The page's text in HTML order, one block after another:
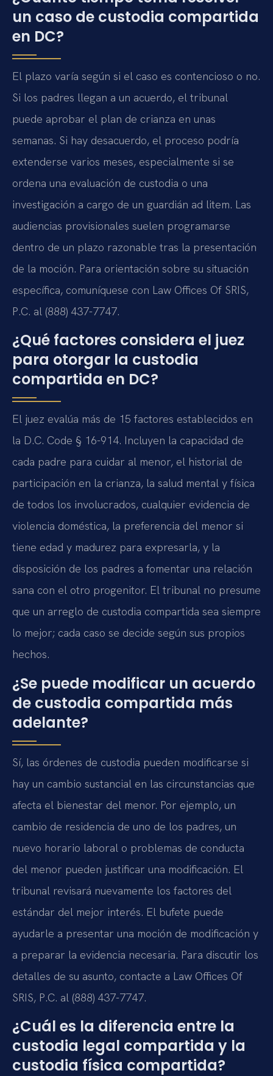
un caso de custodia compartida
en DC?
El plazo varía según si el caso es contencioso o no.
Si los padres llegan a un acuerdo, el tribunal
puede aprobar el plan de crianza en unas
semanas. Si hay desacuerdo, el proceso podría
extenderse varios meses, especialmente si se
ordena una evaluación de custodia o una
investigación a cargo de un guardián ad litem. Las
audiencias provisionales suelen programarse
dentro de un plazo razonable tras la presentación
de la moción. Para orientación sobre su situación
específica, comuníquese con Law Offices Of SRIS,
P.C. al (888) 437-7747.
¿Qué factores considera el juez
para otorgar la custodia
compartida en DC?
El juez evalúa más de 15 factores establecidos en
la D.C. Code § 16-914. Incluyen la capacidad de
cada padre para cuidar al menor, el historial de
participación en la crianza, la salud mental y física
de todos los involucrados, cualquier evidencia de
violencia doméstica, la preferencia del menor si
tiene edad y madurez para expresarla, y la
disposición de los padres a fomentar una relación
sana con el otro progenitor. El tribunal no presume
que un arreglo de custodia compartida sea siempre
lo mejor; cada caso se decide según sus propios
hechos.
¿Se puede modificar un acuerdo
de custodia compartida más
adelante?
Sí, las órdenes de custodia pueden modificarse si
hay un cambio sustancial en las circunstancias que
afecta el bienestar del menor. Por ejemplo, un
cambio de residencia de uno de los padres, un
nuevo horario laboral o problemas de conducta
del menor pueden justificar una modificación. El
tribunal revisará nuevamente los factores del
estándar del mejor interés. El bufete puede
ayudarle a presentar una moción de modificación y
a preparar la evidencia necesaria. Para discutir los
detalles de su asunto, contacte a Law Offices Of
SRIS, P.C. al (888) 437-7747.
¿Cuál es la diferencia entre la
custodia legal compartida y la
custodia física compartida?